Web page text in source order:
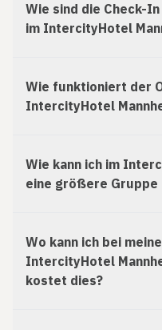
Wie sind die Check-
im IntercityHotel
Wie funktioniert der
IntercityHotel
Wie kann ich im
eine größere Gruppe
Wo kann ich bei
IntercityHotel
kostet dies?